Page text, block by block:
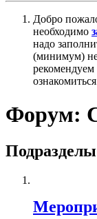
Добро
необходимо
надо
(минимум) не
Форум:
Подразделы